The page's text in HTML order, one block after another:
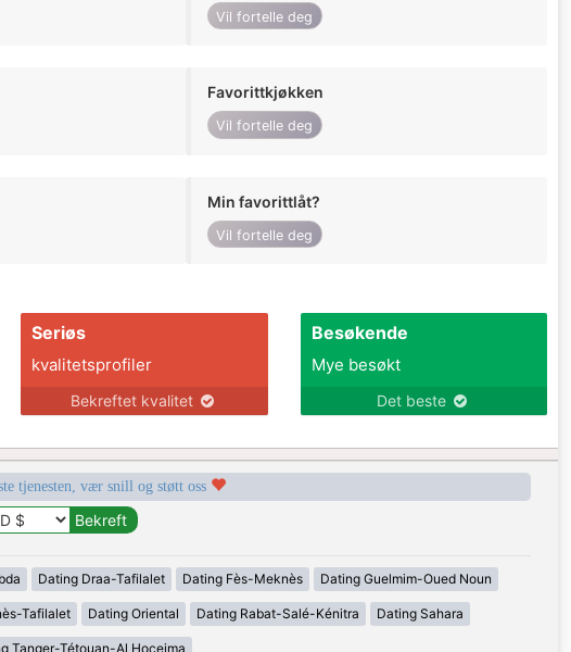
Vil fortelle deg
Favorittkjøkken
Vil fortelle deg
Min favorittlåt?
Vil fortelle deg
Seriøs
kvalitetsprofiler
Bekreftet kvalitet
Besøkende
Mye besøkt
Det beste
tjenesten, vær snill og støtt oss
Dating Draa-Tafilalet Dating Fès-Meknès Dating Guelmim-Oued Noun
Tafilalet Dating Oriental Dating Rabat-Salé-Kénitra Dating Sahara
Tanger-Tétouan-Al Hoceima